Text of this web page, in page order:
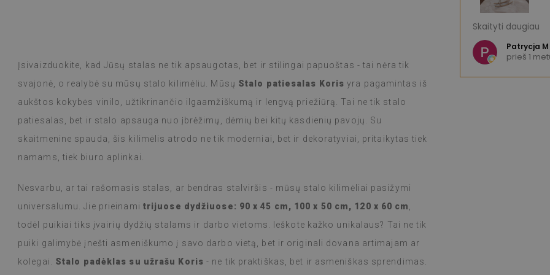
Įsivaizduokite, kad Jūsų stalas ne tik apsaugotas, bet ir stilingai papuoštas - tai nėra tik
svajonė, o realybė su mūsų stalo kilimėliu. Mūsų Stalo patiesalas Koris yra pagamintas iš
aukštos kokybės vinilo, užtikrinančio ilgaamžiškumą ir lengvą priežiūrą. Tai ne tik stalo
patiesalas, bet ir stalo apsauga nuo įbrėžimų, dėmių bei kitų kasdienių pavojų. Su
skaitmenine spauda, šis kilimėlis atrodo ne tik moderniai, bet ir dekoratyviai, pritaikytas tiek
namams, tiek biuro aplinkai.
Nesvarbu, ar tai rašomasis stalas, ar bendras stalviršis - mūsų stalo kilimėliai pasižymi
universalumu. Jie prieinami trijuose dydžiuose: 90 x 45 cm, 100 x 50 cm, 120 x 60 cm
todėl puikiai tiks įvairių dydžių stalams ir darbo vietoms. Ieškote kažko unikalaus? Tai ne tik
puiki galimybė įnešti asmeniškumo į savo darbo vietą, bet ir originali dovana artimajam ar
kolegai. Stalo padėklas su užrašu Koris - ne tik praktiškas, bet ir asmeniškas sprendimas.
gerai supakuotas. Montavimas buvo paprastas,
nulupti ir užklijuoti buvo nesunku, o efektas
fantastiškas. Esu labai patenkinta ir vis dar stebiuosi,
kad toks plonas lipdukas gali atlikti tokį darbą.
maistą ant dujinės viryklės (per šventes)
nepastebėjau jokių problemų. Jas lengva nuvalyti
(Išvertė Google,žr. originalą )
Esu labai
raštas. Greitas
(Išvertė Google,
Skaityti daugiau
Patrycja M
prieš 1